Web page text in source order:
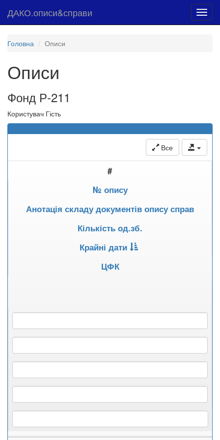
ДАКО.описи&справи
Головна Описи
Описи
Фонд Р-211
Користувач Гість
Все
#
№ опису
Анотація складу документів опису справ
Кількість од.зб.
Крайні дати
ЦФК